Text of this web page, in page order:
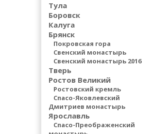
Тула
Боровск
Калуга
Брянск
Покровская гора
Свенский монастырь
Свенский монастырь 2016
Тверь
Ростов Великий
Ростовский кремль
Спасо-Яковлевский
Дмитриев монастырь
Ярославль
Спасо-Преображенский